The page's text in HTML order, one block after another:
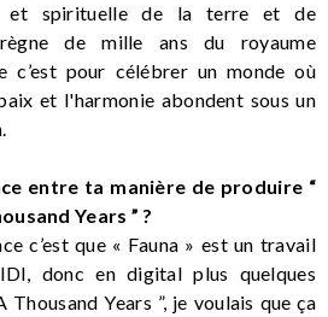
et spirituelle de la terre et de
de mille ans du royaume
c’est pour célébrer un monde où
et l'harmonie abondent sous un
entre ta manière de produire “
Years ” ?
c’est que « Fauna » est un travail
donc en digital plus quelques
Years ”, je voulais que ça